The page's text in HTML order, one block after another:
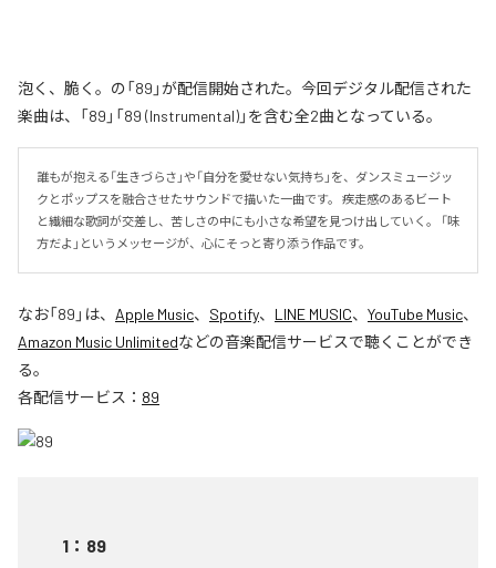
泡く、脆く。の「89」が配信開始された。今回デジタル配信された
楽曲は、「89」「89 (Instrumental)」を含む全2曲となっている。
誰もが抱える「生きづらさ」や「自分を愛せない気持ち」を、ダンスミュージッ
クとポップスを融合させたサウンドで描いた一曲です。 疾走感のあるビート
と繊細な歌詞が交差し、苦しさの中にも小さな希望を見つけ出していく。 「味
方だよ」というメッセージが、心にそっと寄り添う作品です。
なお「89 」は、 Apple Music、 Spotify、 LINE MUSIC、 YouTube Music、
Amazon Music Unlimitedなどの音楽配信サービスで聴くことができ
る。
各配信サービス： 89
1 ： 89